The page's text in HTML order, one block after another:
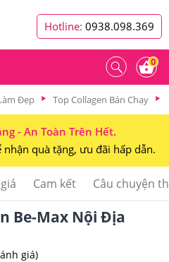
Hotline: 0938.098.369
0
Đẹp Top Collagen Bán Chạy
- An Toàn Trên Hết.
quà tặng, ưu đãi hấp dẫn.
Cam kết Câu chuyện
Be-Max Nội Địa
giá)